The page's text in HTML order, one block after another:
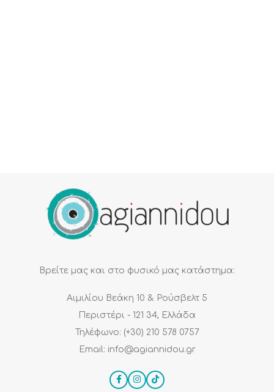
Βρείτε μας και στο φυσικό μας κατάστημα:
Αιμιλίου Βεάκη 10 & Ρούσβελτ 5
Περιστέρι - 121 34, Ελλάδα
Τηλέφωνο: (+30) 210 578 0757
Email: info@agiannidou.gr